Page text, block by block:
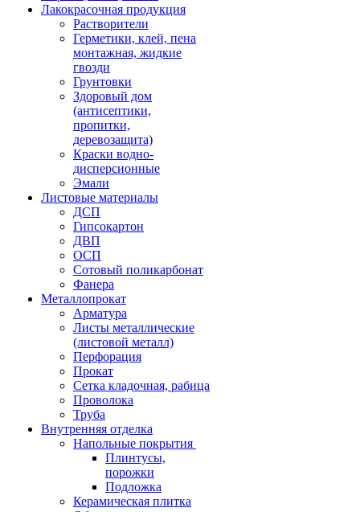
Лакокрасочная продукция
Растворители
Герметики, клей, пена
монтажная, жидкие
гвозди
Грунтовки
Здоровый дом
(антисептики,
пропитки,
деревозащита)
Краски водно-
дисперсионные
Эмали
Листовые материалы
ДСП
Гипсокартон
ДВП
ОСП
Сотовый поликарбонат
Фанера
Металлопрокат
Арматура
Листы металлические
(листовой металл)
Перфорация
Прокат
Сетка кладочная, рабица
Проволока
Труба
Внутренняя отделка
Напольные покрытия
Плинтусы,
порожки
Подложка
Керамическая плитка